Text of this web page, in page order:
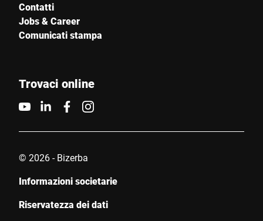
Contatti
Jobs & Career
Comunicati stampa
Trovaci online
© 2026 - Bizerba
Informazioni societarie
Riservatezza dei dati